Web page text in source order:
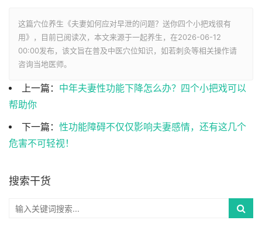
这篇穴位养生《夫妻如何应对早泄的问题？送你四个小把戏很有
用》，目前已阅读次，本文来源于一起养生，在2026-06-12
00:00发布，该文旨在普及中医穴位知识，如若刺灸等相关操作请
咨询当地医师。
上一篇： 中年夫妻性功能下降怎么办？四个小把戏可以
帮助你
下一篇： 性功能障碍不仅仅影响夫妻感情，还有这几个
危害不可轻视！
搜索干货